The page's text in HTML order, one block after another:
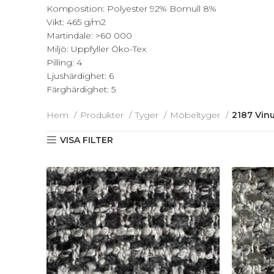
Komposition: Polyester 92% Bomull 8%
Vikt: 465 g/m2
Martindale: >60 000
Miljö: Uppfyller Öko-Tex
Pilling: 4
Ljushärdighet: 6
Färghärdighet: 5
Hem Produkter Tyger Möbeltyger 2187
VISA FILTER